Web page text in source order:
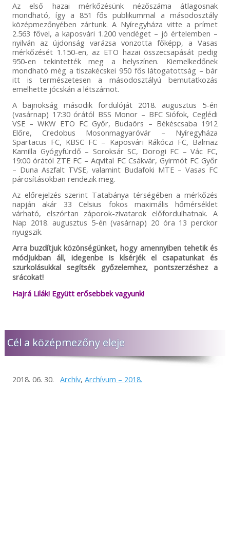
Az első hazai mérkőzésünk nézőszáma átlagosnak
mondható, így a 851 fős publikummal a másodosztály
középmezőnyében zártunk. A Nyíregyháza vitte a prímet
2.563 fővel, a kaposvári 1.200 vendéget – jó értelemben –
nyilván az újdonság varázsa vonzotta főképp, a Vasas
mérkőzését 1.150-en, az ETO hazai összecsapását pedig
950-en tekintették meg a helyszínen. Kiemelkedőnek
mondható még a tiszakécskei 950 fős látogatottság – bár
itt is természetesen a másodosztályú bemutatkozás
emelhette jócskán a létszámot.
A bajnokság második fordulóját 2018. augusztus 5-én
(vasárnap) 17:30 órától BSS Monor – BFC Siófok, Ceglédi
VSE – WKW ETO FC Győr, Budaörs – Békéscsaba 1912
Előre, Credobus Mosonmagyaróvár – Nyíregyháza
Spartacus FC, KBSC FC – Kaposvári Rákóczi FC, Balmaz
Kamilla Gyógyfürdő – Soroksár SC, Dorogi FC – Vác FC,
19:00 órától ZTE FC – Aqvital FC Csákvár, Gyirmót FC Győr
– Duna Aszfalt TVSE, valamint Budafoki MTE – Vasas FC
párosításokban rendezik meg.
Az előrejelzés szerint Tatabánya térségében a mérkőzés
napján akár 33 Celsius fokos maximális hőmérséklet
várható, elszórtan záporok-zivatarok előfordulhatnak. A
Nap 2018. augusztus 5-én (vasárnap) 20 óra 13 perckor
nyugszik.
Arra buzdítjuk közönségünket, hogy amennyiben tehetik és
módjukban áll, idegenbe is kísérjék el csapatunkat és
szurkolásukkal segítsék győzelemhez, pontszerzéshez a
srácokat!
Hajrá Lilák! Együtt erősebbek vagyunk!
Cél a középmezőny eleje
2018. 06. 30. Archív, Archívum – 2018.